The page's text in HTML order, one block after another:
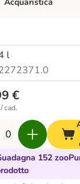
animali
Apri Menu Categoria:
l
€
cad.
152